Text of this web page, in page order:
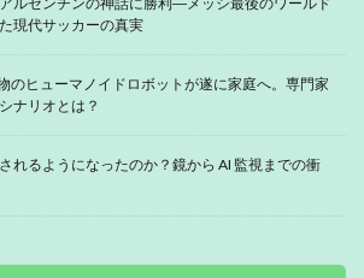
現代サッカーの真実
のヒューマノイドロボットが遂に家庭へ。専門家
ナリオとは？
れるようになったのか？鏡から AI 監視までの衝